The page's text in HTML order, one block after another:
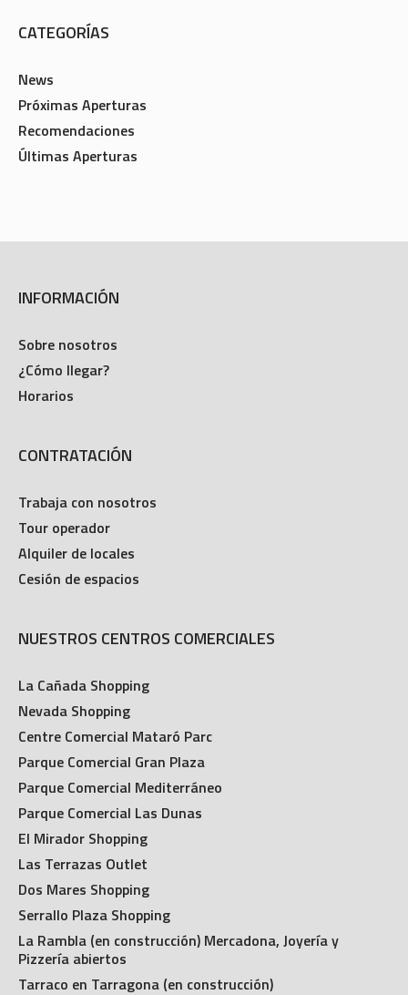
CATEGORÍAS
News
Próximas Aperturas
Recomendaciones
Últimas Aperturas
INFORMACIÓN
Sobre nosotros
¿Cómo llegar?
Horarios
CONTRATACIÓN
Trabaja con nosotros
Tour operador
Alquiler de locales
Cesión de espacios
NUESTROS CENTROS COMERCIALES
La Cañada Shopping
Nevada Shopping
Centre Comercial Mataró Parc
Parque Comercial Gran Plaza
Parque Comercial Mediterráneo
Parque Comercial Las Dunas
El Mirador Shopping
Las Terrazas Outlet
Dos Mares Shopping
Serrallo Plaza Shopping
La Rambla (en construcción) Mercadona, Joyería y
Pizzería abiertos
Tarraco en Tarragona (en construcción)